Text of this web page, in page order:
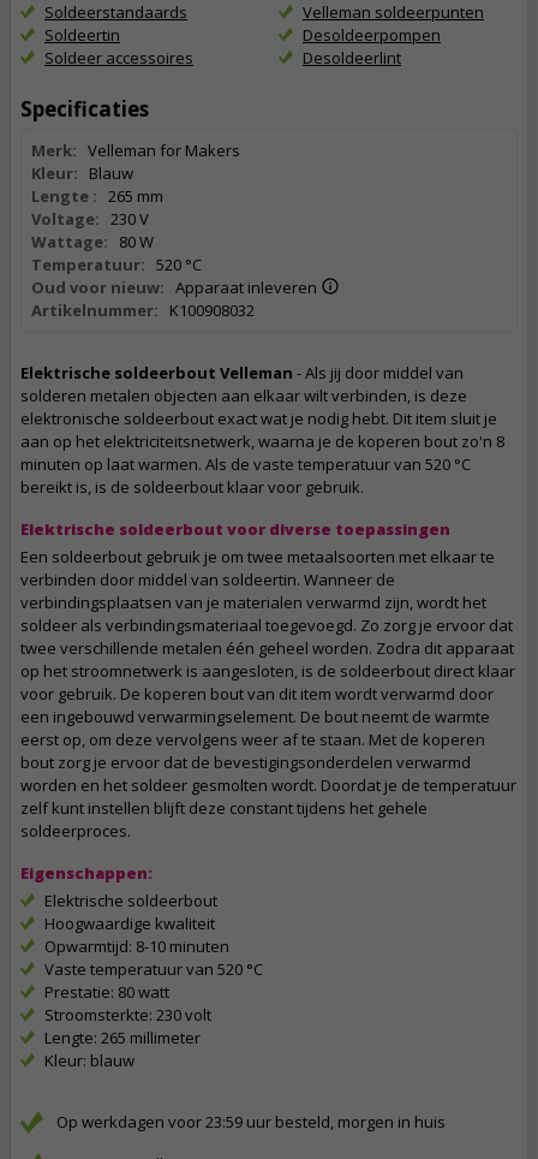
Soldeerstandaards
Soldeertin
Soldeer accessoires
Velleman soldeerpunten
Desoldeerpompen
Desoldeerlint
Specificaties
Merk: Velleman for Makers
Kleur:
Blauw
Lengte : 265 mm
Voltage: 230 V
Wattage:
80 W
Temperatuur: 520 °C
Oud voor nieuw: Apparaat inleveren
Artikelnummer:
K100908032
Elektrische soldeerbout Velleman - Als jij door middel van
solderen metalen objecten aan elkaar wilt verbinden, is deze
elektronische soldeerbout exact wat je nodig hebt. Dit item sluit je
aan op het elektriciteitsnetwerk, waarna je de koperen bout zo'n 8
minuten op laat warmen. Als de vaste temperatuur van 520 °C
bereikt is, is de soldeerbout klaar voor gebruik.
Elektrische soldeerbout voor diverse toepassingen
Een soldeerbout gebruik je om twee metaalsoorten met elkaar te
verbinden door middel van soldeertin. Wanneer de
verbindingsplaatsen van je materialen verwarmd zijn, wordt het
soldeer als verbindingsmateriaal toegevoegd. Zo zorg je ervoor dat
twee verschillende metalen één geheel worden. Zodra dit apparaat
op het stroomnetwerk is aangesloten, is de soldeerbout direct klaar
voor gebruik. De koperen bout van dit item wordt verwarmd door
een ingebouwd verwarmingselement. De bout neemt de warmte
eerst op, om deze vervolgens weer af te staan. Met de koperen
bout zorg je ervoor dat de bevestigingsonderdelen verwarmd
worden en het soldeer gesmolten wordt. Doordat je de temperatuur
zelf kunt instellen blijft deze constant tijdens het gehele
soldeerproces.
Eigenschappen:
Elektrische soldeerbout
Hoogwaardige kwaliteit
Opwarmtijd: 8-10 minuten
Vaste temperatuur van 520 °C
Prestatie: 80 watt
Stroomsterkte: 230 volt
Lengte: 265 millimeter
Kleur: blauw
Op werkdagen voor 23:59 uur besteld, morgen in huis